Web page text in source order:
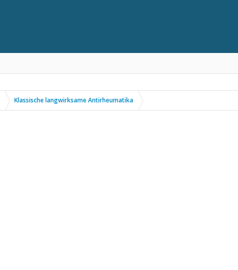
Klassische langwirksame Antirheumatika